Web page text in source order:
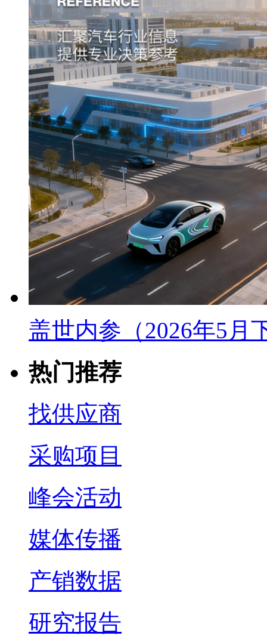
盖世内参（2026年5月
热门推荐
找供应商
采购项目
峰会活动
媒体传播
产销数据
研究报告